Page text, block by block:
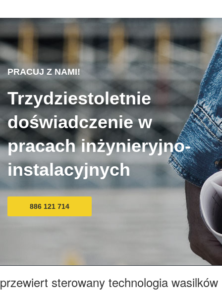
PRACUJ Z NAMI!
Trzydziestoletnie
doświadczenie w
pracach inżynieryjno-
instalacyjnych
886 121 714
przewiert sterowany technologia wasilków